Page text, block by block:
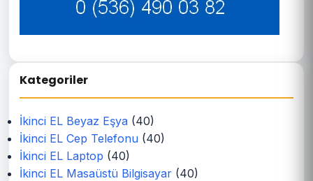
Kategoriler
İkinci EL Beyaz Eşya (40)
İkinci EL Cep Telefonu (40)
İkinci EL Laptop (40)
İkinci EL Masaüstü Bilgisayar (40)